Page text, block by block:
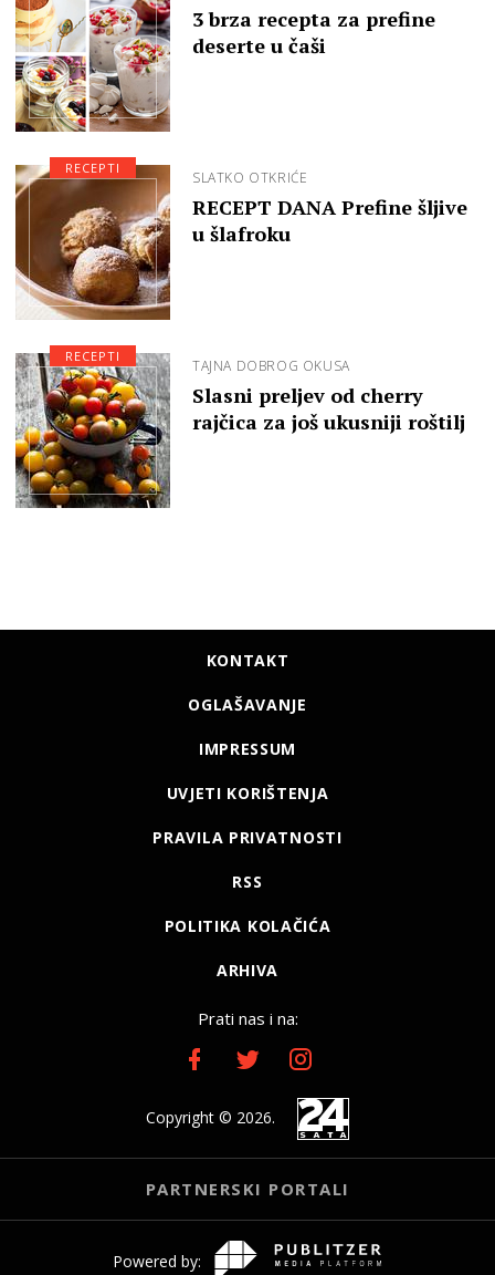
3 brza recepta za prefine
deserte u čaši
SLATKO OTKRIĆE
RECEPT DANA Prefine šljive
u šlafroku
RECEPTI
TAJNA DOBROG OKUSA
Slasni preljev od cherry
rajčica za još ukusniji roštilj
RECEPTI
KONTAKT
OGLAŠAVANJE
IMPRESSUM
UVJETI KORIŠTENJA
PRAVILA PRIVATNOSTI
RSS
POLITIKA KOLAČIĆA
ARHIVA
Prati nas i na:
Copyright © 2026.
PARTNERSKI PORTALI
Powered by: